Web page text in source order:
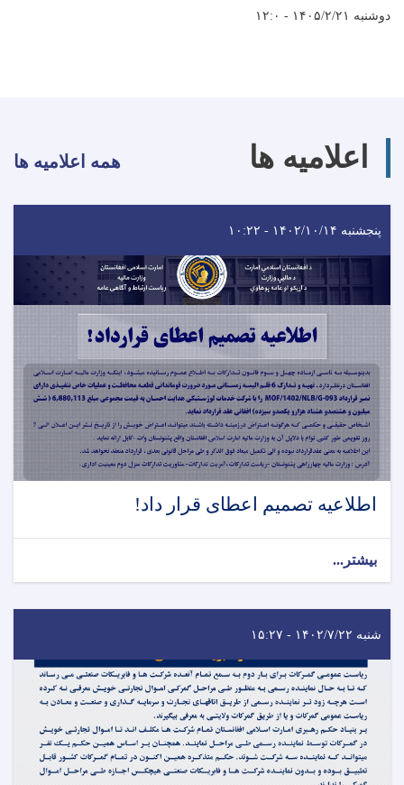
دوشنبه ۱۴۰۵/۲/۲۱ - ۱۲:۰
اعلامیه ها همه اعلامیه ها
پنجشنبه ۱۴۰۲/۱۰/۱۴ - ۱۰:۲۲
اطلاعیه تصمیم اعطای قرار داد!
بیشتر...
شنبه ۱۴۰۲/۷/۲۲ - ۱۵:۲۷